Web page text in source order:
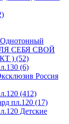
СЕБЯ СВОЙ
) (52)
(6)
Россия
(412)
пл.120 (17)
Детские